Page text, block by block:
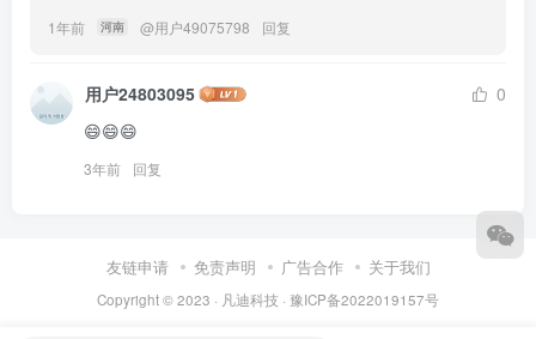
1年前 河南 @用户49075798 回复
用户24803095
0
😄😄😄
3年前 回复
友链申请 免责声明 广告合作 关于我们
Copyright © 2023 · 凡迪科技 · 豫ICP备2022019157号